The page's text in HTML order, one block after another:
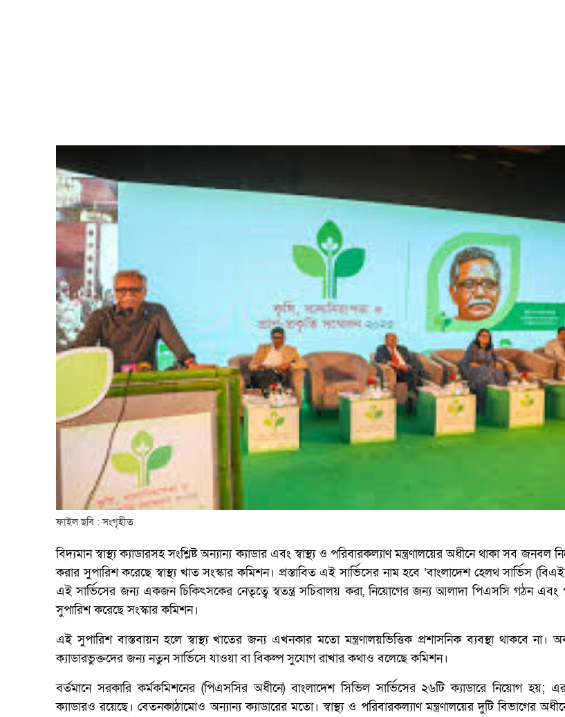
ফাইল ছবি : সংগৃহীত
বিদ্যমান স্বাস্থ্য ক্যাডারসহ সংশ্লিষ্ট অন্যান্য ক্যাডার এবং স্বাস্থ্য ও পরিবারকল্যাণ মন্ত্রণালয়ের অধীনে থাকা সব জনবল
করার সুপারিশ করেছে স্বাস্থ্য খাত সংস্কার কমিশন। প্রস্তাবিত এই সার্ভিসের নাম হবে ‘বাংলাদেশ হেলথ সার্ভিস
এই সার্ভিসের জন্য একজন চিকিৎসকের নেতৃত্বে স্বতন্ত্র সচিবালয় করা, নিয়োগের জন্য আলাদা পিএসসি গঠন
সুপারিশ করেছে সংস্কার কমিশন।
এই সুপারিশ বাস্তবায়ন হলে স্বাস্থ্য খাতের জন্য এখনকার মতো মন্ত্রণালয়ভিত্তিক প্রশাসনিক ব্যবস্থা থাকবে না।
ক্যাডারভুক্তদের জন্য নতুন সার্ভিসে যাওয়া বা বিকল্প সুযোগ রাখার কথাও বলেছে কমিশন।
বর্তমানে সরকারি কর্মকমিশনের (পিএসসির অধীনে) বাংলাদেশ সিভিল সার্ভিসের ২৬টি ক্যাডারে নিয়োগ হয়; এর
ক্যাডারও রয়েছে। বেতনকাঠামোও অন্যান্য ক্যাডারের মতো। স্বাস্থ্য ও পরিবারকল্যাণ মন্ত্রণালয়ের দুটি বিভাগের